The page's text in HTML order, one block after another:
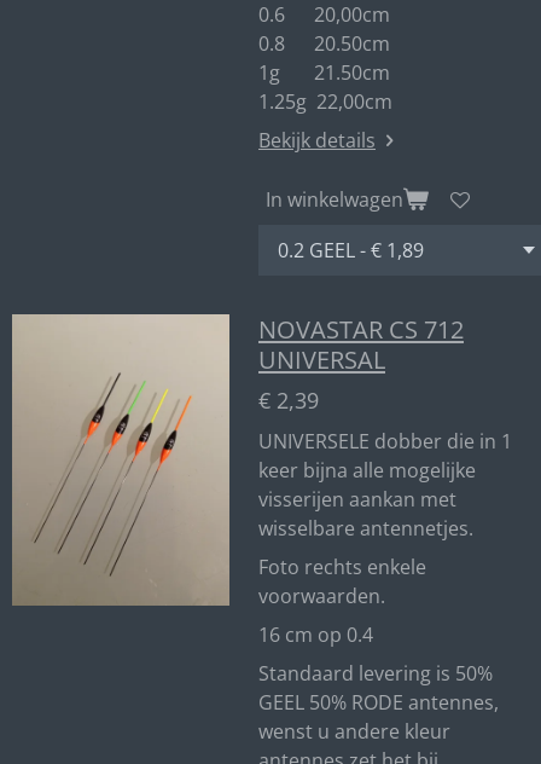
0.6 20,00cm
0.8 20.50cm
1g 21.50cm
1.25g 22,00cm
Bekijk details
In winkelwagen
NOVASTAR CS 712
UNIVERSAL
€ 2,39
UNIVERSELE dobber die in 1
keer bijna alle mogelijke
visserijen aankan met
wisselbare antennetjes.
Foto rechts enkele
voorwaarden.
16 cm op 0.4
Standaard levering is 50%
GEEL 50% RODE antennes,
wenst u andere kleur